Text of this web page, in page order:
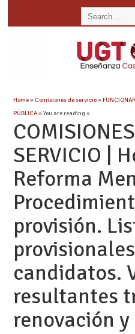
Home» Comisiones de servicio»
PÚBLICA» You are reading »
SERVICIO |
Reforma
provisión.
candidatos.
resultantes
renovación